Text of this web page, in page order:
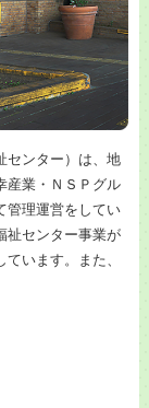
センター）は、地
産業・ＮＳＰグル
管理運営をしてい
祉センター事業が
います。また、